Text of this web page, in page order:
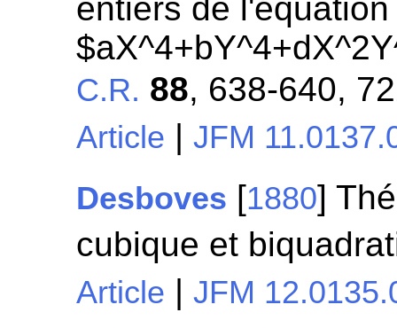
entiers de l'équation
C.R. 88, 638-640,
Article |JFM
Desboves [1880]
cubique et
Article |JFM